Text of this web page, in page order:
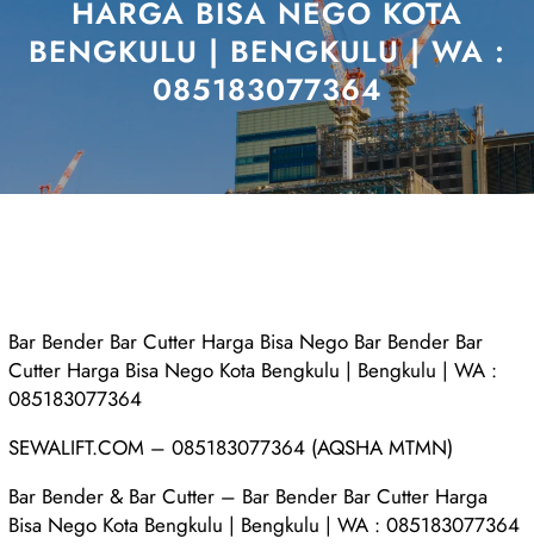
HARGA BISA NEGO KOTA
BENGKULU | BENGKULU | WA :
085183077364
Bar Bender Bar Cutter Harga Bisa Nego Bar Bender Bar
Cutter Harga Bisa Nego Kota Bengkulu | Bengkulu | WA :
085183077364
SEWALIFT.COM – 085183077364 (AQSHA MTMN)
Bar Bender & Bar Cutter – Bar Bender Bar Cutter Harga
Bisa Nego Kota Bengkulu | Bengkulu | WA : 085183077364